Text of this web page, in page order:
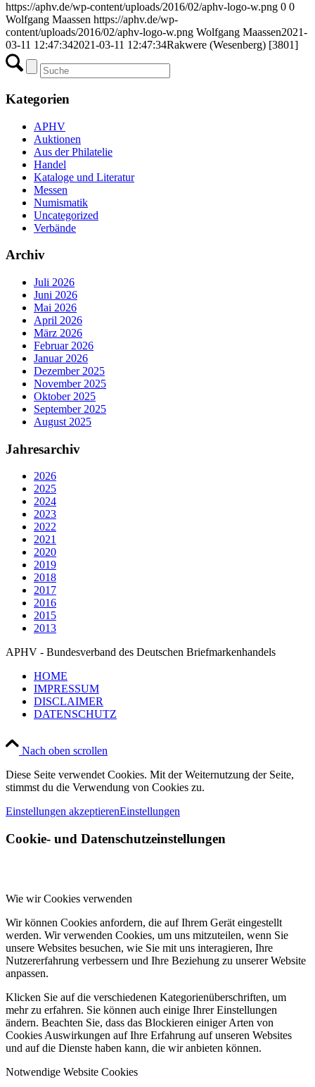
https://aphv.de/wp-content/uploads/2016/02/aphv-logo-w.png 0 0
Wolfgang Maassen https://aphv.de/wp-
content/uploads/2016/02/aphv-logo-w.png Wolfgang Maassen2021-
03-11 12:47:342021-03-11 12:47:34Rakwere (Wesenberg) [3801]
Kategorien
APHV
Auktionen
Aus der Philatelie
Handel
Kataloge und Literatur
Messen
Numismatik
Uncategorized
Verbände
Archiv
Juli 2026
Juni 2026
Mai 2026
April 2026
März 2026
Februar 2026
Januar 2026
Dezember 2025
November 2025
Oktober 2025
September 2025
August 2025
Jahresarchiv
2026
2025
2024
2023
2022
2021
2020
2019
2018
2017
2016
2015
2013
APHV - Bundesverband des Deutschen Briefmarkenhandels
HOME
IMPRESSUM
DISCLAIMER
DATENSCHUTZ
Nach oben scrollen
Diese Seite verwendet Cookies. Mit der Weiternutzung der Seite,
stimmst du die Verwendung von Cookies zu.
Einstellungen akzeptierenEinstellungen
Cookie- und Datenschutzeinstellungen
Wie wir Cookies verwenden
Wir können Cookies anfordern, die auf Ihrem Gerät eingestellt
werden. Wir verwenden Cookies, um uns mitzuteilen, wenn Sie
unsere Websites besuchen, wie Sie mit uns interagieren, Ihre
Nutzererfahrung verbessern und Ihre Beziehung zu unserer Website
anpassen.
Klicken Sie auf die verschiedenen Kategorienüberschriften, um
mehr zu erfahren. Sie können auch einige Ihrer Einstellungen
ändern. Beachten Sie, dass das Blockieren einiger Arten von
Cookies Auswirkungen auf Ihre Erfahrung auf unseren Websites
und auf die Dienste haben kann, die wir anbieten können.
Notwendige Website Cookies